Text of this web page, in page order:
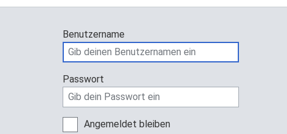
Benutzername
Passwort
Angemeldet bleiben